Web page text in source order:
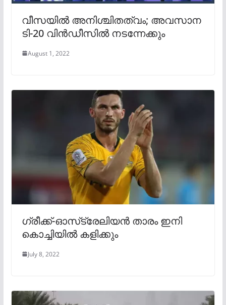
വീസയിൽ അനിശ്ചിതത്വം; അവസാന
ടി-20 വിൻഡീസിൽ നടന്നേക്കും
August 1, 2022
ഗ്രീക്ക്-ഓസ്‌ട്രേലിയന്‍ താരം ഇനി
കൊച്ചിയിൽ കളിക്കും
July 8, 2022